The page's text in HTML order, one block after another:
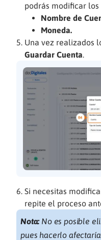
podrás modificar
Nombre de
Moneda.
Una vez realizados
Guardar Cuenta.
Si necesitas
repite el proceso
Nota:No es posible
pues hacerlo